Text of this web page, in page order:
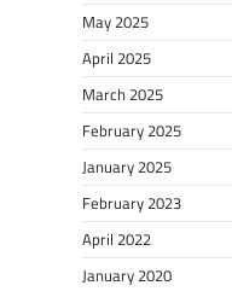
May 2025
April 2025
March 2025
February 2025
January 2025
February 2023
April 2022
January 2020